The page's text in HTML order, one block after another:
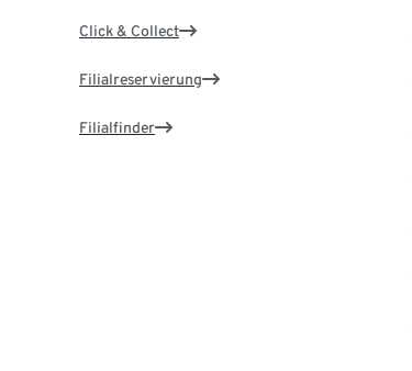
Click & Collect
Filialreservierung
Filialfinder